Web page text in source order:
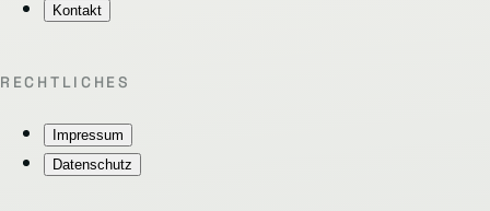
Kontakt
RECHTLICHES
Impressum
Datenschutz